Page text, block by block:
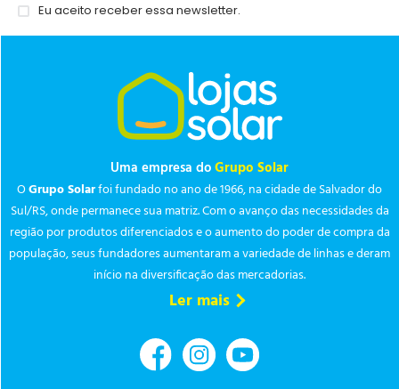
Eu aceito receber essa newsletter.
Uma empresa doGrupo Solar
OGrupo Solarfoi fundado no ano de 1966, na cidade de Salvador do
Sul/RS, onde permanece sua matriz. Com o avanço das necessidades da
região por produtos diferenciados e o aumento do poder de compra da
população, seus fundadores aumentaram a variedade de linhas e deram
início na diversificação das mercadorias.
Ler mais